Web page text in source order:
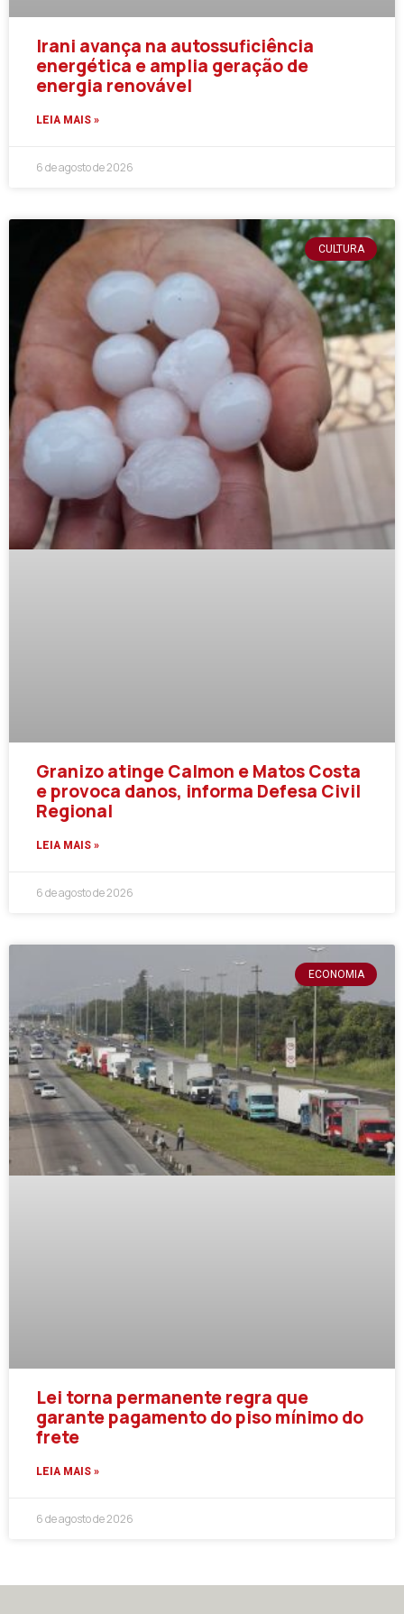
Irani avança na autossuficiência
energética e amplia geração de
energia renovável
LEIA MAIS »
6 de agosto de 2026
CULTURA
Granizo atinge Calmon e Matos Costa
e provoca danos, informa Defesa Civil
Regional
LEIA MAIS »
6 de agosto de 2026
ECONOMIA
Lei torna permanente regra que
garante pagamento do piso mínimo do
frete
LEIA MAIS »
6 de agosto de 2026